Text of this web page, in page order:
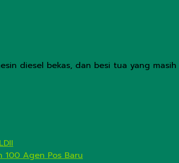
diesel bekas, dan besi tua yang masih
100 Agen Pos Baru